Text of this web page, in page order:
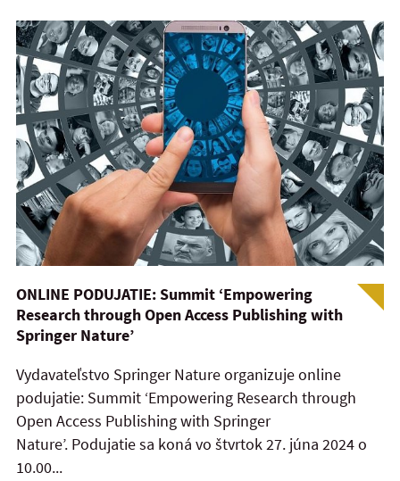
ONLINE PODUJATIE: Summit ‘Empowering
Research through Open Access Publishing with
Springer Nature’
Vydavateľstvo Springer Nature organizuje online
podujatie: Summit ‘Empowering Research through
Open Access Publishing with Springer
Nature’. Podujatie sa koná vo štvrtok 27. júna 2024 o
10.00...